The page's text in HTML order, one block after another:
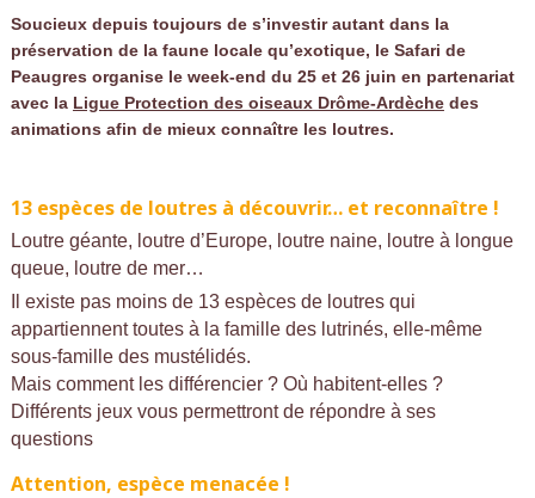
Soucieux depuis toujours de s’investir autant dans la
préservation de la faune locale qu’exotique, le Safari de
Peaugres organise le week-end du 25 et 26 juin en partenariat
avec la Ligue Protection des oiseaux Drôme-Ardèchedes
animations afin de mieux connaître les loutres.
13 espèces de loutres à découvrir… et reconnaître !
Loutre géante, loutre d’Europe, loutre naine, loutre à longue
queue, loutre de mer…
Il existe pas moins de 13 espèces de loutres qui
appartiennent toutes à la famille des lutrinés, elle-même
sous-famille des mustélidés.
Mais comment les différencier ? Où habitent-elles ?
Différents jeux vous permettront de répondre à ses
questions
Attention, espèce menacée !